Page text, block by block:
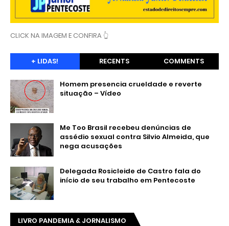
CLICK NA IMAGEM E CONFIRA 👆
+ LIDAS! RECENTS COMMENTS
Homem presencia crueldade e reverte
situação – Vídeo
Me Too Brasil recebeu denúncias de
assédio sexual contra Silvio Almeida, que
nega acusações
Delegada Rosicleide de Castro fala do
início de seu trabalho em Pentecoste
LIVRO PANDEMIA & JORNALISMO